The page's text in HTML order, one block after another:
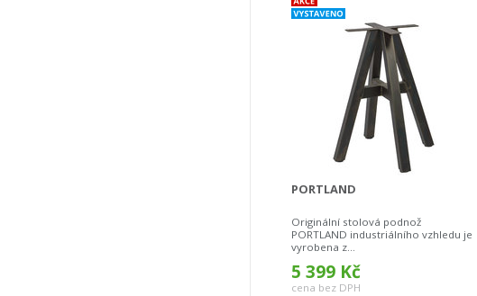
PORTLAND
Originální stolová podnož
PORTLAND industriálního vzhledu je
vyrobena z...
5 399 Kč
cena bez DPH